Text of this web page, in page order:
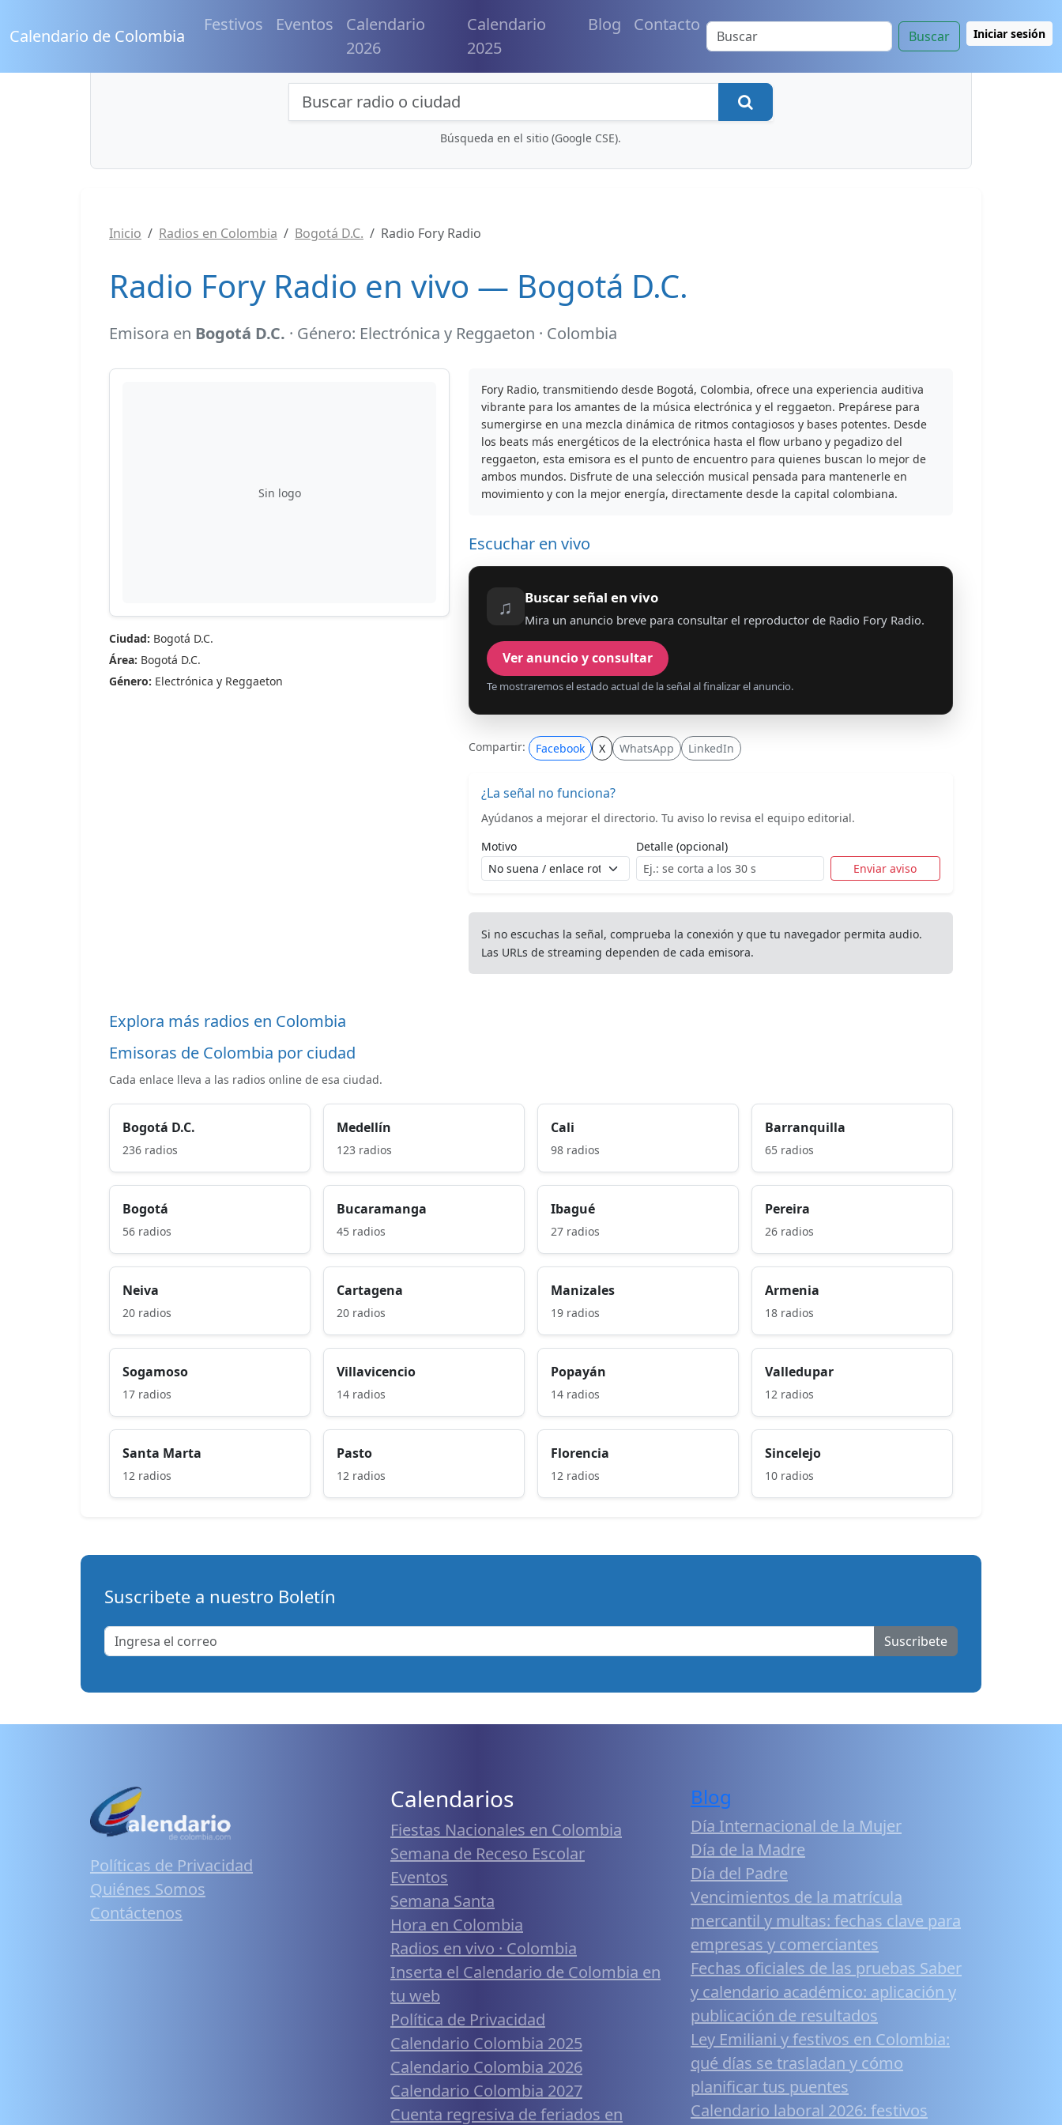
Calendario de Colombia
Festivos Eventos
Calendario
2026
Calendario
2025
Blog Contacto
Buscar Iniciar sesión
Búsqueda de radios y contenidos
Búsqueda en el sitio (Google CSE).
Inicio Radios en Colombia Bogotá D.C. Radio Fory Radio
Radio Fory Radio en vivo — Bogotá D.C.
Emisora en Bogotá D.C. · Género: Electrónica y Reggaeton · Colombia
Sin logo
Ciudad: Bogotá D.C.
Área: Bogotá D.C.
Género: Electrónica y Reggaeton
Fory Radio, transmitiendo desde Bogotá, Colombia, ofrece una experiencia auditiva
vibrante para los amantes de la música electrónica y el reggaeton. Prepárese para
sumergirse en una mezcla dinámica de ritmos contagiosos y bases potentes. Desde
los beats más energéticos de la electrónica hasta el flow urbano y pegadizo del
reggaeton, esta emisora es el punto de encuentro para quienes buscan lo mejor de
ambos mundos. Disfrute de una selección musical pensada para mantenerle en
movimiento y con la mejor energía, directamente desde la capital colombiana.
Escuchar en vivo
♫ Buscar señal en vivo
Mira un anuncio breve para consultar el reproductor de Radio Fory Radio.
Ver anuncio y consultar
Te mostraremos el estado actual de la señal al finalizar el anuncio.
Compartir: Facebook X WhatsApp LinkedIn
¿La señal no funciona?
Ayúdanos a mejorar el directorio. Tu aviso lo revisa el equipo editorial.
Motivo
Detalle (opcional)
Enviar aviso
Si no escuchas la señal, comprueba la conexión y que tu navegador permita audio.
Las URLs de streaming dependen de cada emisora.
Explora más radios en Colombia
Emisoras de Colombia por ciudad
Cada enlace lleva a las radios online de esa ciudad.
Bogotá D.C.
236 radios
Medellín
123 radios
Cali
98 radios
Barranquilla
65 radios
Bogotá
56 radios
Bucaramanga
45 radios
Ibagué
27 radios
Pereira
26 radios
Neiva
20 radios
Cartagena
20 radios
Manizales
19 radios
Armenia
18 radios
Sogamoso
17 radios
Villavicencio
14 radios
Popayán
14 radios
Valledupar
12 radios
Santa Marta
12 radios
Pasto
12 radios
Florencia
12 radios
Sincelejo
10 radios
Suscribete a nuestro Boletín
Suscribete
Políticas de Privacidad
Quiénes Somos
Contáctenos
Calendarios
Fiestas Nacionales en Colombia
Semana de Receso Escolar
Eventos
Semana Santa
Hora en Colombia
Radios en vivo · Colombia
Inserta el Calendario de Colombia en
tu web
Política de Privacidad
Calendario Colombia 2025
Calendario Colombia 2026
Calendario Colombia 2027
Cuenta regresiva de feriados en
Blog
Día Internacional de la Mujer
Día de la Madre
Día del Padre
Vencimientos de la matrícula
mercantil y multas: fechas clave para
empresas y comerciantes
Fechas oficiales de las pruebas Saber
y calendario académico: aplicación y
publicación de resultados
Ley Emiliani y festivos en Colombia:
qué días se trasladan y cómo
planificar tus puentes
Calendario laboral 2026: festivos